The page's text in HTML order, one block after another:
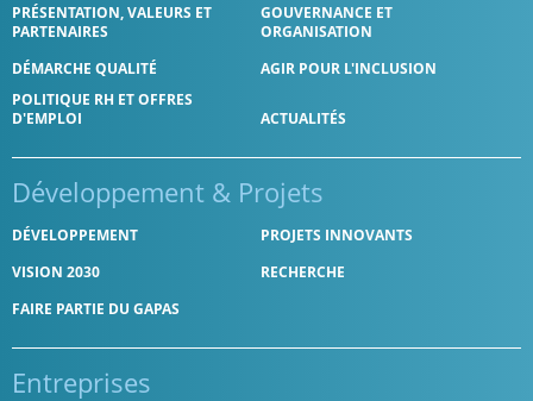
PRÉSENTATION, VALEURS ET
PARTENAIRES
GOUVERNANCE ET
ORGANISATION
DÉMARCHE QUALITÉ
AGIR POUR L'INCLUSION
POLITIQUE RH ET OFFRES
D'EMPLOI
ACTUALITÉS
Développement & Projets
DÉVELOPPEMENT
PROJETS INNOVANTS
VISION 2030
RECHERCHE
FAIRE PARTIE DU GAPAS
Entreprises